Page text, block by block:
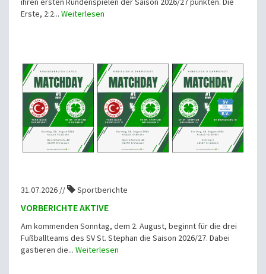
Erste, 2:2... Weiterlesen
31.07.2026 // Sportberichte
VORBERICHTE AKTIVE
Am kommenden Sonntag, dem 2. August, beginnt für die drei
Fußballteams des SV St. Stephan die Saison 2026/27. Dabei
gastieren die... Weiterlesen